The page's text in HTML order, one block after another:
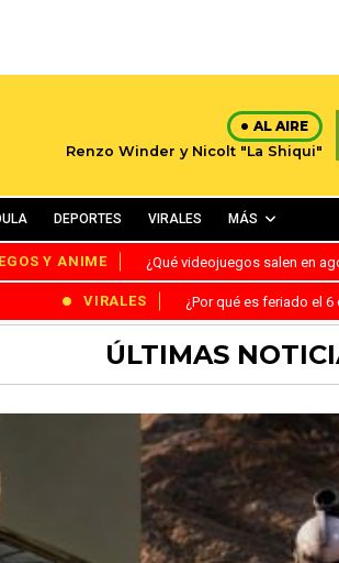
AL AIRE
Renzo Winder y Nicolt "La Shiqui"
DEPORTES VIRALES MÁS
Y ANIME ¿Qué videojuegos salen en
VIRALES ¿Por qué es feriado el
ÚLTIMAS